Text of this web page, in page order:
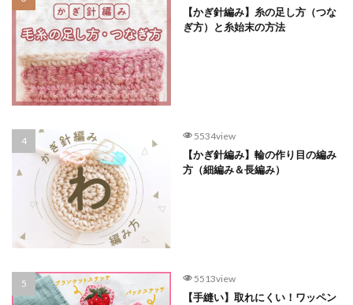
【かぎ針編み】糸の足し方（つな
ぎ方）と糸始末の方法
5534view
【かぎ針編み】輪の作り目の編み
方（細編み＆長編み）
5513view
【手縫い】取れにくい！ワッペン